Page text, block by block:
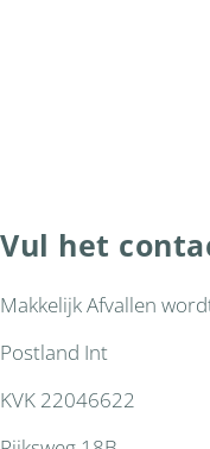
Vul het
Makkelijk Afvallen
Postland Int
KVK 22046622